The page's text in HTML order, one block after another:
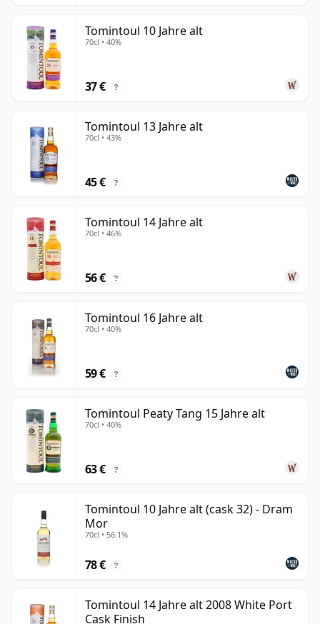
Tomintoul 10 Jahre alt
70cl • 40%
37 € ?
Tomintoul 13 Jahre alt
70cl • 43%
45 € ?
Tomintoul 14 Jahre alt
70cl • 46%
56 € ?
Tomintoul 16 Jahre alt
70cl • 40%
59 € ?
Tomintoul Peaty Tang 15 Jahre alt
70cl • 40%
63 € ?
Tomintoul 10 Jahre alt (cask 32) - Dram
Mor
70cl • 56.1%
78 € ?
Tomintoul 14 Jahre alt 2008 White Port
Cask Finish